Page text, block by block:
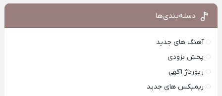
دسته‌بندی‌ها
آهنگ های جدید
پخش بزودی
رپورتاژ آگهی
ریمیکس های جدید